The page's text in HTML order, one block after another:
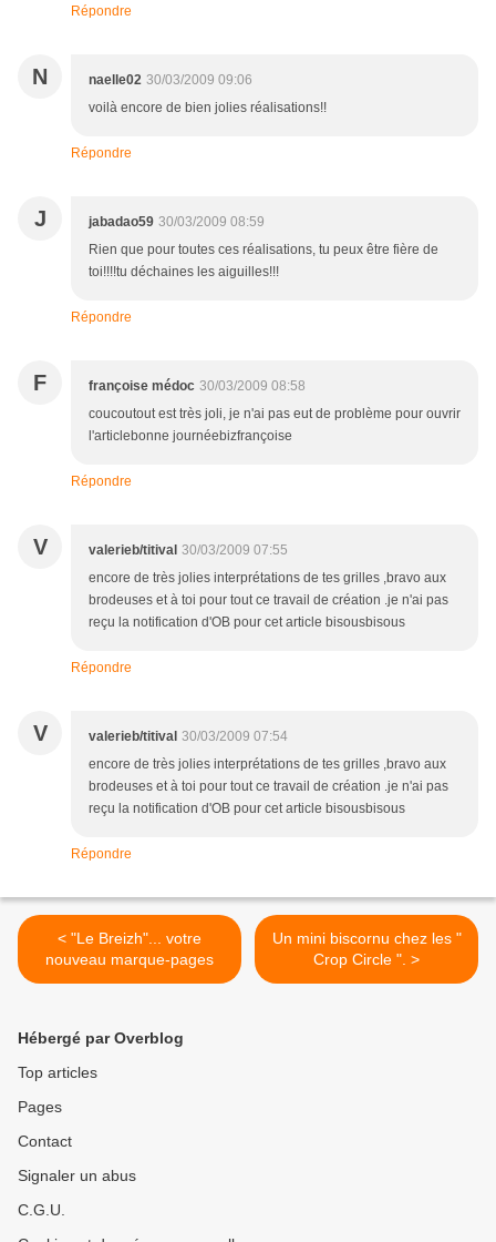
Répondre
N naelle02 30/03/2009 09:06
voilà encore de bien jolies réalisations!!
Répondre
J jabadao59 30/03/2009 08:59
Rien que pour toutes ces réalisations, tu peux être fière de
toi!!!!tu déchaines les aiguilles!!!
Répondre
F françoise médoc 30/03/2009 08:58
coucoutout est très joli, je n'ai pas eut de problème pour ouvrir
l'articlebonne journéebizfrançoise
Répondre
V valerieb/titival 30/03/2009 07:55
encore de très jolies interprétations de tes grilles ,bravo aux
brodeuses et à toi pour tout ce travail de création .je n'ai pas
reçu la notification d'OB pour cet article bisousbisous
Répondre
V valerieb/titival 30/03/2009 07:54
encore de très jolies interprétations de tes grilles ,bravo aux
brodeuses et à toi pour tout ce travail de création .je n'ai pas
reçu la notification d'OB pour cet article bisousbisous
Répondre
< "Le Breizh"... votre
nouveau marque-pages
Un mini biscornu chez les "
Crop Circle ". >
Hébergé par Overblog
Top articles
Pages
Contact
Signaler un abus
C.G.U.